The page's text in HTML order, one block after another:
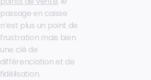
passage en caisse
n’est plus un point de
frustration mais bien
une clé de
différenciation et de
fidélisation.